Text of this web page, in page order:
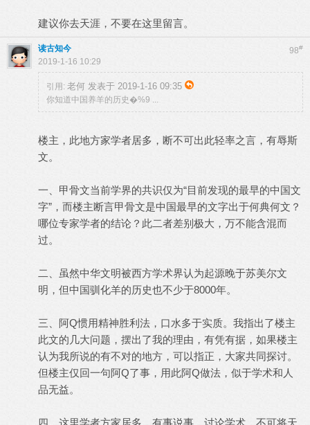
建议你去天涯，不要在这里留言。
98#
读古知今
2019-1-16 10:29
引用: 老何 发表于 2019-1-16 09:35
你知道中国养羊的历史�%9 ...
楼主，此地方家学者居多，断不可出此轻率之言，有辱斯
文。
一、甲骨文当前学界的共识仅为“目前发现的最早的中国文
字”，而楼主断言甲骨文是中国最早的文字出于何典何文？
哪位专家学者的结论？此二者差别极大，万不能含混而
过。
二、虽然中华文明被西方学术界认为起源晚于苏美尔文
明，但中国驯化羊的历史也不少于8000年。
三、阿Q惯用精神胜利法，口水多于实质。我指出了楼主
此文的几大问题，摆出了我的理由，有凭有据，如果楼主
认为我所说的有不对的地方，可以指正，大家共同探讨。
但楼主仅回一句阿Q了事，用此阿Q做法，似于学术和人
品无益。
四、这里学者方家居多，有事说事，讨论学术，不可将天